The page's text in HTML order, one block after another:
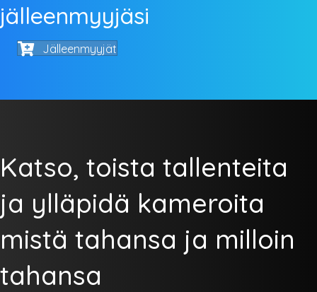
jälleenmyyjäsi
Jälleenmyyjät
Katso, toista tallenteita
ja ylläpidä kameroita
mistä tahansa ja milloin
tahansa